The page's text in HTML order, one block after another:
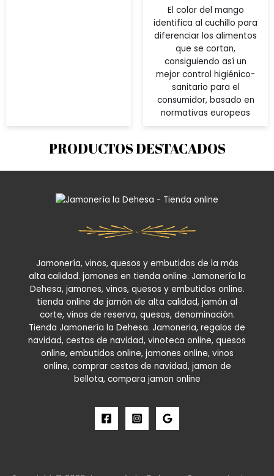
El color del mango
identifica al cuchillo para
diferenciar los alimentos
que se cortan,
consiguiendo así un
mejor control higiénico-
sanitario para el
consumidor, basado en
normativas europeas
PRODUCTOS DESTACADOS
Jamonería, vinos, quesos y embutidos de la más
alta calidad. jamones en tienda online. Jamonería la
Dehesa, jamones, vinos, quesos y embutidos online.
tienda online de jamón de alta calidad, jamón al
corte, vinos de reserva, quesos, denominación.
Tienda Jamonería la Dehesa. Jamoneria, regalos de
navidad, cestas de navidad, vinoteca online, quesos
online, embutidos online, jamones online, vinos
online, comprar cestas de navidad, jamon de
bellota, compara jamon online